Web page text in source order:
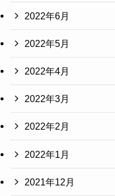
2022年6月
2022年5月
2022年4月
2022年3月
2022年2月
2022年1月
2021年12月